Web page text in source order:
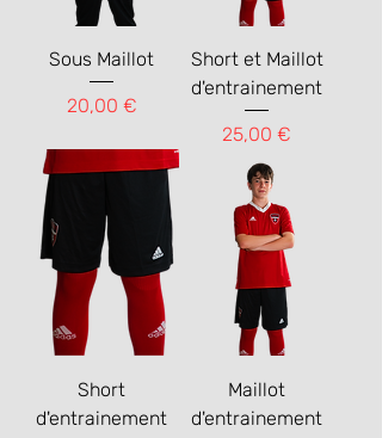
Sous Maillot
Prix
20,00 €
Short et Maillot
d'entrainement
Prix
25,00 €
Short
d'entrainement
Maillot
d'entrainement